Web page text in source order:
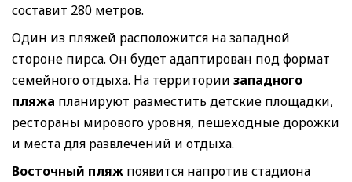
составит 280 метров.
Один из пляжей расположится на западной
стороне пирса. Он будет адаптирован под формат
семейного отдыха. На территории западного
пляжа планируют разместить детские площадки,
рестораны мирового уровня, пешеходные дорожки
и места для развлечений и отдыха.
Восточный пляж появится напротив стадиона